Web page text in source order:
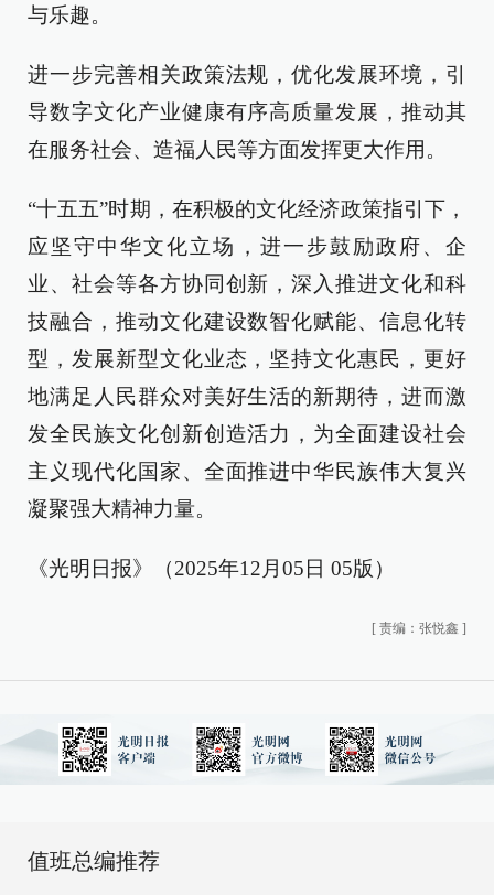
与乐趣。
进一步完善相关政策法规，优化发展环境，引
导数字文化产业健康有序高质量发展，推动其
在服务社会、造福人民等方面发挥更大作用。
“十五五”时期，在积极的文化经济政策指引下，
应坚守中华文化立场，进一步鼓励政府、企
业、社会等各方协同创新，深入推进文化和科
技融合，推动文化建设数智化赋能、信息化转
型，发展新型文化业态，坚持文化惠民，更好
地满足人民群众对美好生活的新期待，进而激
发全民族文化创新创造活力，为全面建设社会
主义现代化国家、全面推进中华民族伟大复兴
凝聚强大精神力量。
《光明日报》（2025年12月05日 05版）
[ 责编：张悦鑫 ]
值班总编推荐